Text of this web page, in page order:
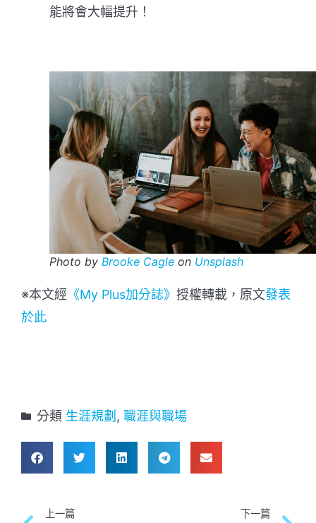
能將會大幅提升！
Photo by Brooke Cagle on Unsplash
※本文經 《My Plus加分誌》 授權轉載，原文發表
於此
分類 生涯規劃 , 職涯與職場
上一篇 下一篇